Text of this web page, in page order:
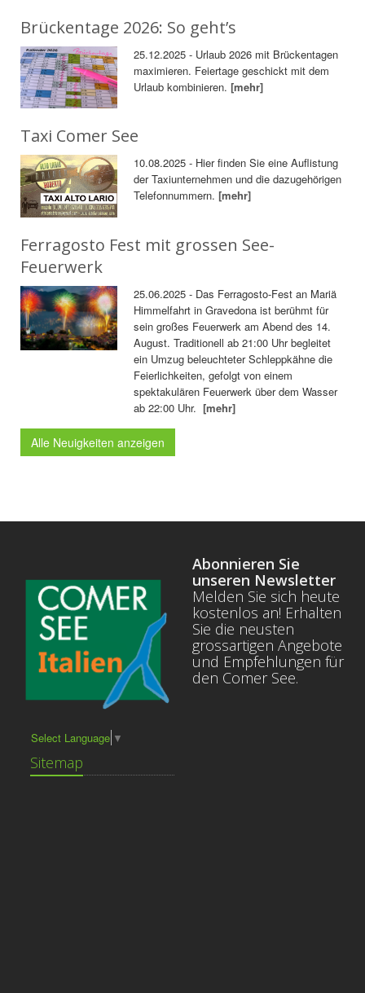
Brückentage 2026: So geht’s
25.12.2025 - Urlaub 2026 mit Brückentagen
maximieren. Feiertage geschickt mit dem
Urlaub kombinieren.[mehr]
Taxi Comer See
10.08.2025 - Hier finden Sie eine Auflistung
der Taxiunternehmen und die dazugehörigen
Telefonnummern.[mehr]
Ferragosto Fest mit grossen See-
Feuerwerk
25.06.2025 - Das Ferragosto-Fest an Mariä
Himmelfahrt in Gravedona ist berühmt für
sein großes Feuerwerk am Abend des 14.
August. Traditionell ab 21:00 Uhr begleitet
ein Umzug beleuchteter Schleppkähne die
Feierlichkeiten, gefolgt von einem
spektakulären Feuerwerk über dem Wasser
ab 22:00 Uhr.[mehr]
Alle Neuigkeiten anzeigen
Select Language ▼
Sitemap
Abonnieren Sie
unseren Newsletter
Melden Sie sich heute
kostenlos an! Erhalten
Sie die neusten
grossartigen Angebote
und Empfehlungen für
den Comer See.